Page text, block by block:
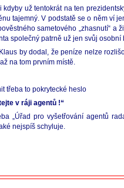
už tentokrát na ten
tajemný. V podstatě se o něm ví
sametového „zhasnutí“
společný patrně už jen svůj
by dodal, že peníze nelze
na tom prvním místě.
třeba to pokrytecké heslo
v ráji agentů !“
„Úřad pro vyšetřování agentů
nejspíš schyluje.